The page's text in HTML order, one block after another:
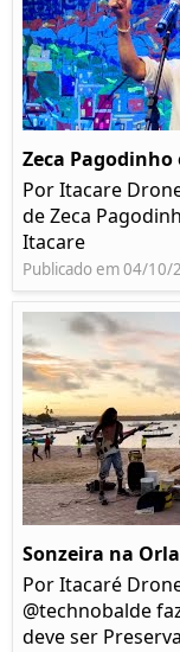
Zeca
Por Itacare
de Zeca
Itacare
Publicado em 04/10/
Sonzeira na
Por Itacaré
@technobalde
deve ser